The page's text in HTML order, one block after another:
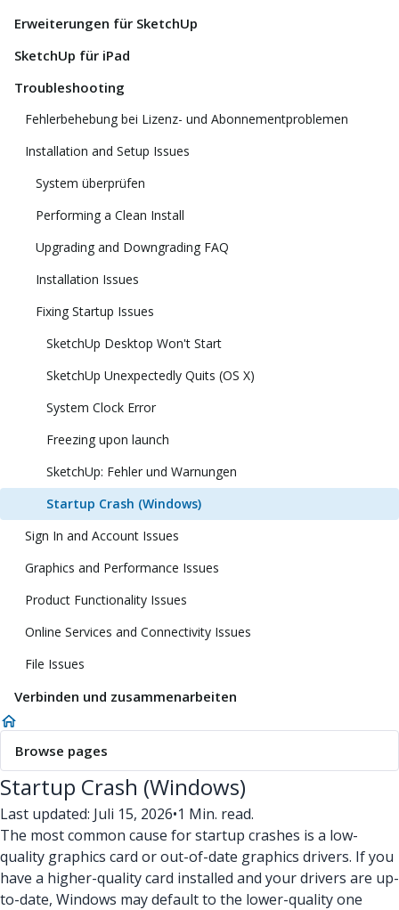
Erweiterungen für SketchUp
SketchUp für iPad
Troubleshooting
Fehlerbehebung bei Lizenz- und Abonnementproblemen
Installation and Setup Issues
System überprüfen
Performing a Clean Install
Upgrading and Downgrading FAQ
Installation Issues
Fixing Startup Issues
SketchUp Desktop Won't Start
SketchUp Unexpectedly Quits (OS X)
System Clock Error
Freezing upon launch
SketchUp: Fehler und Warnungen
Startup Crash (Windows)
Sign In and Account Issues
Graphics and Performance Issues
Product Functionality Issues
Online Services and Connectivity Issues
File Issues
Verbinden und zusammenarbeiten
Browse pages
Startup Crash (Windows)
Last updated: Juli 15, 2026•1 Min. read.
The most common cause for startup crashes is a low-
quality graphics card or out-of-date graphics drivers. If you
have a higher-quality card installed and your drivers are up-
to-date, Windows may default to the lower-quality one